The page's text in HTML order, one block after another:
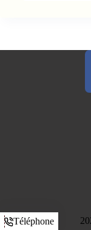
Téléphone